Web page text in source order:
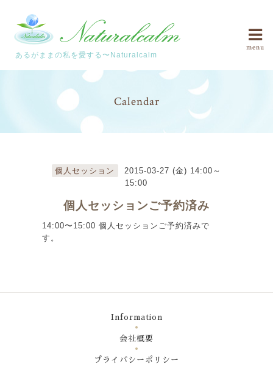
あるがままの私を愛する〜Naturalcalm
menu
Calendar
個人セッション
2015-03-27 (金) 14:00～
15:00
個人セッションご予約済み
14:00〜15:00 個人セッションご予約済みで
す。
Information
会社概要
プライバシーポリシー